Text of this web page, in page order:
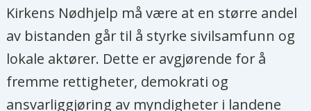
Kirkens Nødhjelp må være at en større andel
av bistanden går til å styrke sivilsamfunn og
lokale aktører. Dette er avgjørende for å
fremme rettigheter, demokrati og
ansvarliggjøring av myndigheter i landene